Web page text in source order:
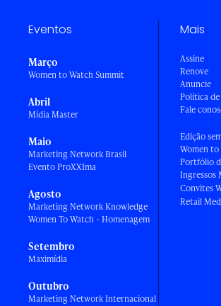
Eventos
Março
Women to Watch Summit
Abril
Mídia Master
Maio
Marketing Network Brasil
Evento ProXXIma
Agosto
Marketing Network Knowledge
Women To Watch - Homenagem
Setembro
Maximídia
Outubro
Marketing Network Internacional
Mais
Assine
Renove
Anuncie
Política
Fale
Edição
Women
Portfólio
Ingressos
Convites
Retail